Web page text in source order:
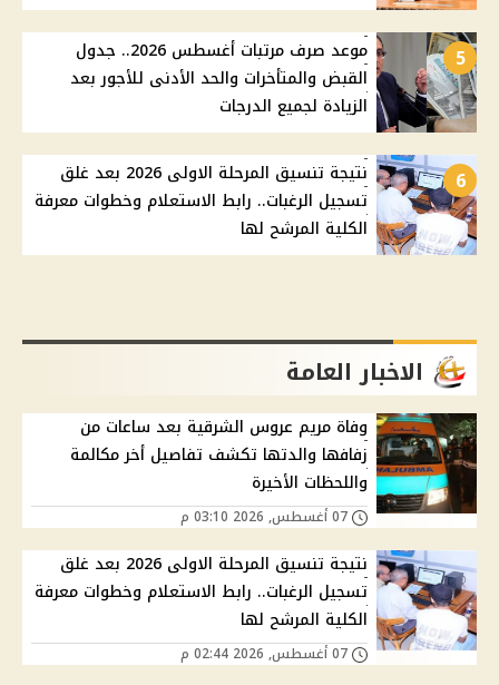
5
موعد صرف مرتبات أغسطس 2026.. جدول
القبض والمتأخرات والحد الأدنى للأجور بعد
الزيادة لجميع الدرجات
6
نتيجة تنسيق المرحلة الاولى 2026 بعد غلق
تسجيل الرغبات.. رابط الاستعلام وخطوات معرفة
الكلية المرشح لها
الاخبار العامة
وفاة مريم عروس الشرقية بعد ساعات من
زفافها والدتها تكشف تفاصيل أخر مكالمة
واللحظات الأخيرة
نتيجة تنسيق المرحلة الاولى 2026 بعد غلق
تسجيل الرغبات.. رابط الاستعلام وخطوات معرفة
الكلية المرشح لها